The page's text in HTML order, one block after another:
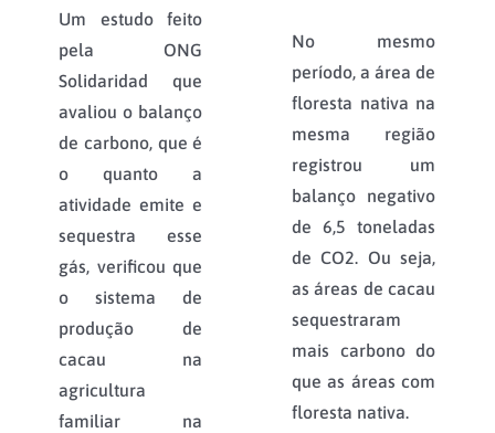
Um estudo feito
pela ONG
Solidaridad que
avaliou o balanço
de carbono, que é
o quanto a
atividade emite e
sequestra esse
gás, verificou que
o sistema de
produção de
cacau na
agricultura
familiar na
No mesmo
período, a área de
floresta nativa na
mesma região
registrou um
balanço negativo
de 6,5 toneladas
de CO2. Ou seja,
as áreas de cacau
sequestraram
mais carbono do
que as áreas com
floresta nativa.